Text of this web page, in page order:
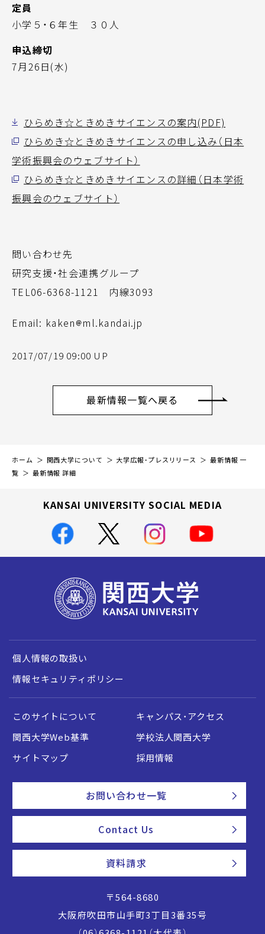
定員
小学５・６年生 ３０人
申込締切
7月26日(水)
ひらめき☆ときめきサイエンスの案内(PDF)
ひらめき☆ときめきサイエンスの申し込み（日本
学術振興会のウェブサイト）
ひらめき☆ときめきサイエンスの詳細（日本学術
振興会のウェブサイト）
問い合わせ先
研究支援・社会連携グループ
TEL06-6368-1121 内線3093
Email: kaken ml.kandai.jp
2017/07/19 09:00 UP
最新情報一覧へ戻る
ホーム 関西大学について 大学広報・プレスリリース
最新情報 一
覧
最新情報 詳細
KANSAI UNIVERSITY SOCIAL MEDIA
個人情報の取扱い
情報セキュリティポリシー
このサイトについて
キャンパス・アクセス
関西大学Web基準
学校法人関西大学
サイトマップ
採用情報
お問い合わせ一覧
Contact Us
資料請求
〒564-8680
大阪府吹田市山手町3丁目3番35号